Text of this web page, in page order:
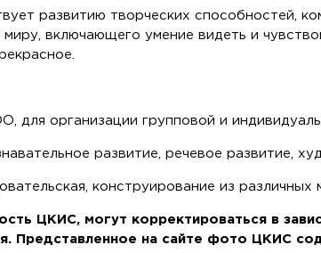
развитию творческих способностей,
включающего умение видеть и
для организации групповой и
развитие, речевое развитие,
конструирование из различных
ЦКИС, могут корректироваться в
Представленное на сайте фото ЦКИС